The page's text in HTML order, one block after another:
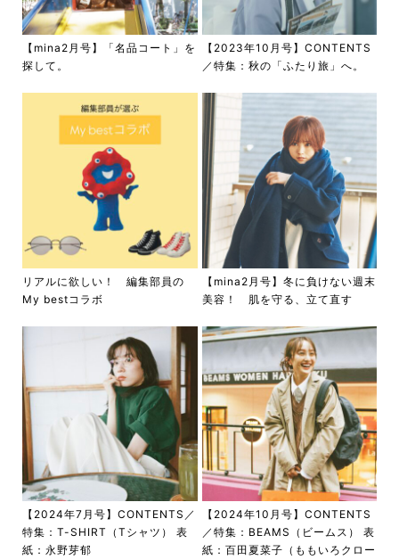
【mina2月号】「名品コート」を
探して。
【2023年10月号】CONTENTS
／特集：秋の「ふたり旅」へ。
リアルに欲しい！ 編集部員の
My bestコラボ
【mina2月号】冬に負けない週末
美容！ 肌を守る、立て直す
【2024年7月号】CONTENTS／
特集：T-SHIRT（Tシャツ） 表
紙：永野芽郁
【2024年10月号】CONTENTS
／特集：BEAMS（ビームス） 表
紙：百田夏菜子（ももいろクロー